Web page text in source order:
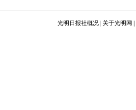
光明日报社概况 关于光明网